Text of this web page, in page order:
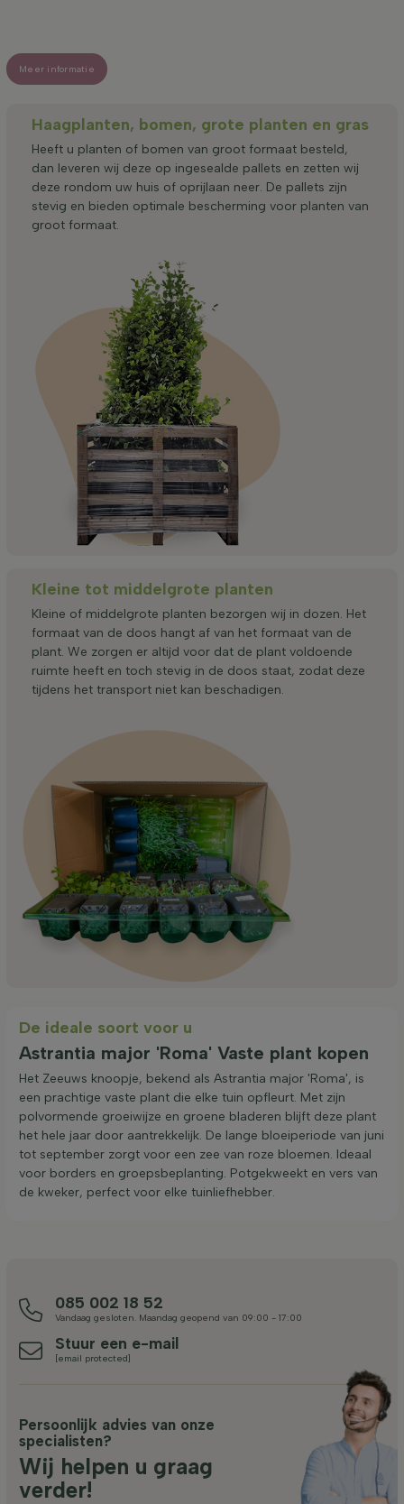
Meer informatie
Haagplanten, bomen, grote planten en gras
Heeft u planten of bomen van groot formaat besteld,
dan leveren wij deze op ingesealde pallets en zetten wij
deze rondom uw huis of oprijlaan neer. De pallets zijn
stevig en bieden optimale bescherming voor planten van
groot formaat.
Kleine tot middelgrote planten
Kleine of middelgrote planten bezorgen wij in dozen. Het
formaat van de doos hangt af van het formaat van de
plant. We zorgen er altijd voor dat de plant voldoende
ruimte heeft en toch stevig in de doos staat, zodat deze
tijdens het transport niet kan beschadigen.
De ideale soort voor u
Astrantia major 'Roma' Vaste plant kopen
Het Zeeuws knoopje, bekend als Astrantia major 'Roma', is
een prachtige vaste plant die elke tuin opfleurt. Met zijn
polvormende groeiwijze en groene bladeren blijft deze plant
het hele jaar door aantrekkelijk. De lange bloeiperiode van juni
tot september zorgt voor een zee van roze bloemen. Ideaal
voor borders en groepsbeplanting. Potgekweekt en vers van
de kweker, perfect voor elke tuinliefhebber.
085 002 18 52
Vandaag gesloten. Maandag geopend van 09:00 - 17:00
Stuur een e-mail
[email protected]
Persoonlijk advies van onze
specialisten?
Wij helpen u graag
verder!